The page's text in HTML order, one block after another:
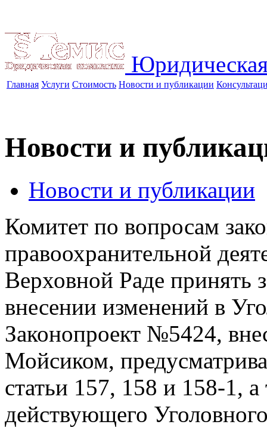
Главная Услуги Стоимость Новости и публикации
Новости и
Новости и публикации
Комитет по вопросам
правоохранительной
Верховной Раде принять
внесении изменений в
Законопроект №5424,
Мойсиком,
статьи 157, 158 и 158-1,
действующего